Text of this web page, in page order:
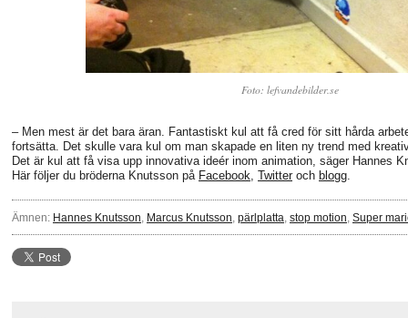
Foto: lefvandebilder.se
– Men mest är det bara äran. Fantastiskt kul att få cred för sitt hårda
fortsätta. Det skulle vara kul om man skapade en liten ny trend med
Det är kul att få visa upp innovativa ideér inom animation, säger Hannes
Här följer du bröderna Knutsson på Facebook Twitter och blogg
Ämnen: Hannes Knutsson Marcus Knutsson pärlplatta stop motion Super